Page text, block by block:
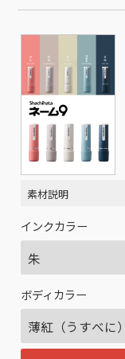
素材説明
インクカラー
ボディカラー